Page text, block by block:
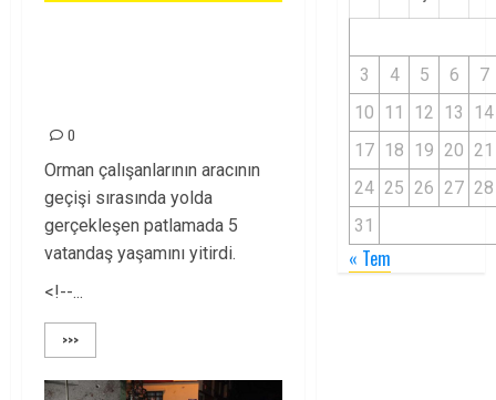
0
Orman çalışanlarının aracının
geçişi sırasında yolda
gerçekleşen patlamada 5
vatandaş yaşamını yitirdi.
<!--...
>>>
3 4 5 6
7
10 11 12 13
14
17 18 19 20 21
24 25 26 27 28
31
« Tem